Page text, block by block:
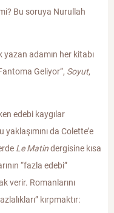
Bu soruya Nurullah
yazan adamın her kitabı
Geliyor”, Soyut,
edebi kaygılar
yaklaşımını da Colette’e
Le Matindergisine kısa
“fazla edebi”
verir. Romanlarını
kırpmaktır: